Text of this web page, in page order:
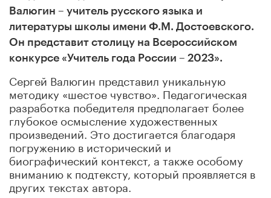
Валюгин – учитель русского языка и
литературы школы имени Ф.М. Достоевского.
Он представит столицу на Всероссийском
конкурсе «Учитель года России – 2023».
Сергей Валюгин представил уникальную
методику «шестое чувство». Педагогическая
разработка победителя предполагает более
глубокое осмысление художественных
произведений. Это достигается благодаря
погружению в исторический и
биографический контекст, а также особому
вниманию к подтексту, который проявляется в
других текстах автора.